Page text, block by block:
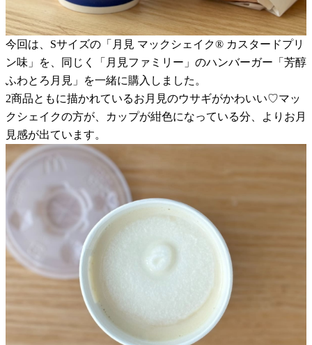
今回は、Sサイズの「月見 マックシェイク® カスタードプリ
ン味」を、同じく「月見ファミリー」のハンバーガー「芳醇
ふわとろ月見」を一緒に購入しました。
2商品ともに描かれているお月見のウサギがかわいい♡マッ
クシェイクの方が、カップが紺色になっている分、よりお月
見感が出ています。